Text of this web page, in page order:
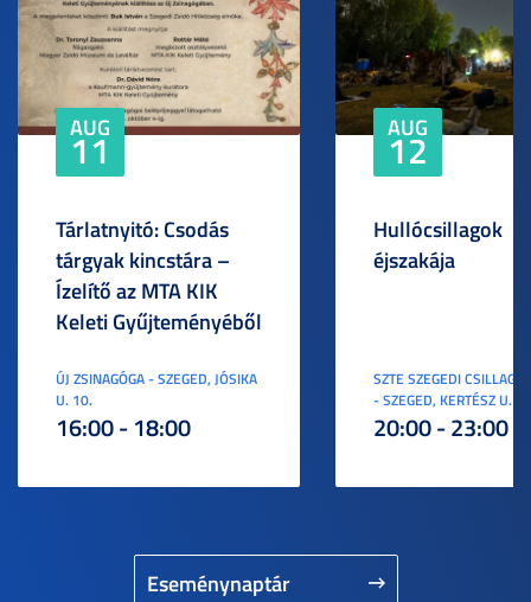
Eseménynaptár
AUG
11
Tárlatnyitó: Csodás
tárgyak kincstára –
Ízelítő az MTA KIK
Keleti Gyűjteményéből
ÚJ ZSINAGÓGA - SZEGED, JÓSIKA
U. 10.
16:00 - 18:00
AUG
12
Hullócsillagok
éjszakája
SZTE SZEGEDI
- SZEGED, KERTÉSZ U. 3.
20:00 - 23:00